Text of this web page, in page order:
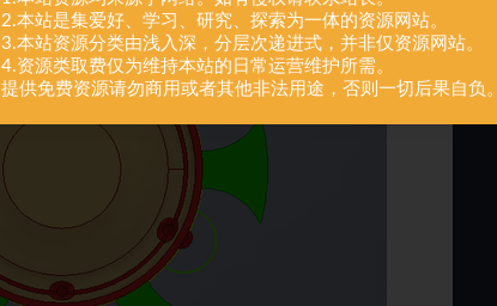
2.本站是集爱好、学习、研究、探索为一体的资源网站。
3.本站资源分类由浅入深，分层次递进式，并非仅资源网站。
4.资源类取费仅为维持本站的日常运营维护所需。
提供免费资源请勿商用或者其他非法用途，否则一切后果自负。